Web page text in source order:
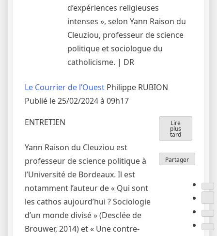
d’expériences religieuses
intenses », selon Yann Raison du
Cleuziou, professeur de science
politique et sociologue du
catholicisme. | DR
Le Courrier de l’Ouest Philippe RUBION
Publié le 25/02/2024à 09h17
Lire
plus
tard
Partager
ENTRETIEN
Yann Raison du Cleuziou est
professeur de science politique à
l’Université de Bordeaux. Il est
notamment l’auteur de « Qui sont
les cathos aujourd’hui ? Sociologie
d’un monde divisé » (Desclée de
Brouwer, 2014) et « Une contre-